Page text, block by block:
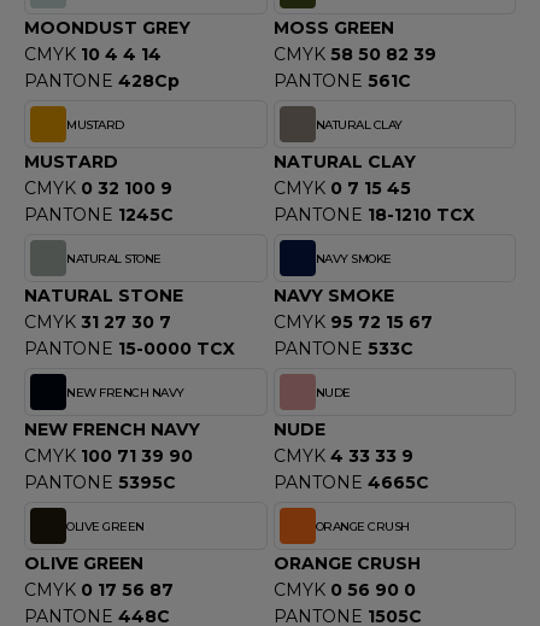
MOONDUST GREY
CMYK 10 4 4 14
PANTONE 428Cp
MOSS GREEN
CMYK 58 50 82 39
PANTONE 561C
MUSTARD
MUSTARD
CMYK 0 32 100 9
PANTONE 1245C
NATURAL CLAY
NATURAL CLAY
CMYK 0 7 15 45
PANTONE 18-1210 TCX
NATURAL STONE
NATURAL STONE
CMYK 31 27 30 7
PANTONE 15-0000 TCX
NAVY SMOKE
NAVY SMOKE
CMYK 95 72 15 67
PANTONE 533C
NEW FRENCH NAVY
NEW FRENCH NAVY
CMYK 100 71 39 90
PANTONE 5395C
NUDE
NUDE
CMYK 4 33 33 9
PANTONE 4665C
OLIVE GREEN
OLIVE GREEN
CMYK 0 17 56 87
PANTONE 448C
ORANGE CRUSH
ORANGE CRUSH
CMYK 0 56 90 0
PANTONE 1505C